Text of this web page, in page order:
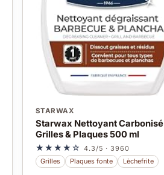
STARWAX
Starwax Nettoyant Carbonisé
Grilles & Plaques 500 ml
★★★★☆ 4.3/5 · 3960
Grilles
Plaques fonte Lèchefrite